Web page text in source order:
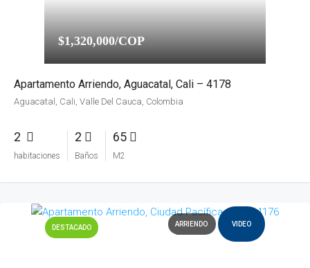
$1,320,000/COP
Apartamento Arriendo, Aguacatal, Cali – 4178
Aguacatal, Cali, Valle Del Cauca, Colombia
2
habitaciones
2
Baños
65
M2
DESTACADO ARRIENDO VIDEO